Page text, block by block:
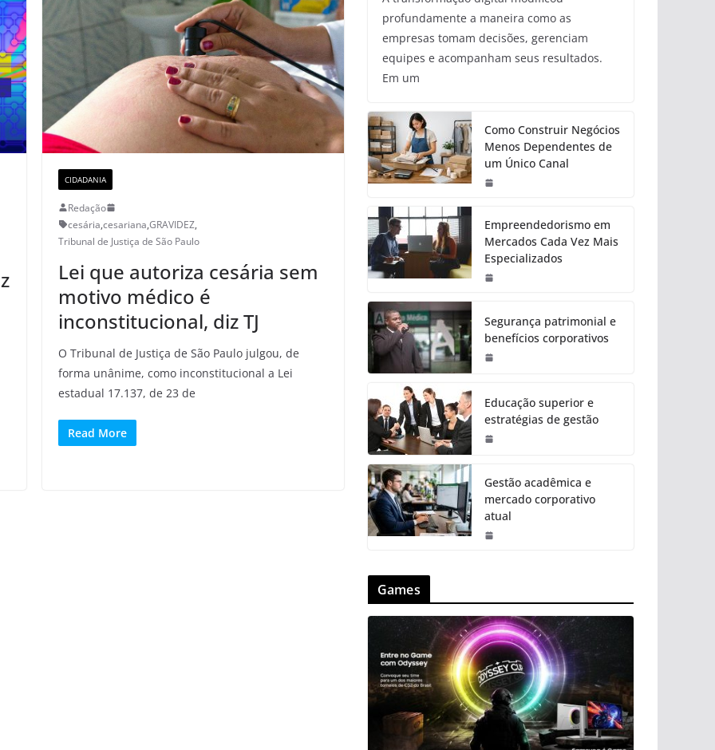
CIDADANIA
Redação
cesária,cesariana,GRAVIDEZ,
Tribunal de Justiça de São Paulo
Lei que autoriza cesária sem
motivo médico é
inconstitucional, diz TJ
O Tribunal de Justiça de São Paulo julgou, de
forma unânime, como inconstitucional a Lei
estadual 17.137, de 23 de
Read More
profundamente a maneira como as
empresas tomam decisões, gerenciam
equipes e acompanham seus resultados.
Em um
Como Construir Negócios
Menos Dependentes de
um Único Canal
Empreendedorismo em
Mercados Cada Vez Mais
Especializados
Segurança patrimonial e
benefícios corporativos
Educação superior e
estratégias de gestão
Gestão acadêmica e
mercado corporativo
atual
Games